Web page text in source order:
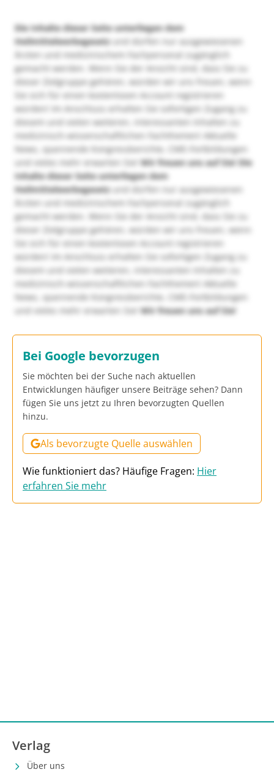
Die Inhalte dieser Seite unterliegen dem
Heilmittelwerbegesetzund dürfen nur ausgewiesenen
Ärzten und medizinischem Fachpersonal zugänglich
gemacht werden. Wenn Sie der Ansicht sind, dass Sie zu
dieser Zielgruppe gehören, würden wir uns freuen, wenn
Sie sich für einen kostenlosen Account registrieren
würden! Im Anschluss erhalten Sie sofortigen Zugang zu
diesem und vielen weiteren, interessanten Inhalten zu
medizinisch-wissenschaftlichen Fachthemen! Aktuelle
News, spannende Kongressberichte, CME-Fortbildungen
und vieles mehr erwarten Sie!Wir freuen uns auf Sie! Die
Inhalte dieser Seite unterliegen dem
Heilmittelwerbegesetzund dürfen nur ausgewiesenen
Ärzten und medizinischem Fachpersonal zugänglich
gemacht werden. Wenn Sie der Ansicht sind, dass Sie zu
dieser Zielgruppe gehören, würden wir uns freuen, wenn
Sie sich für einen kostenlosen Account registrieren
würden! Im Anschluss erhalten Sie sofortigen Zugang zu
diesem und vielen weiteren, interessanten Inhalten zu
medizinisch-wissenschaftlichen Fachthemen! Aktuelle
News, spannende Kongressberichte, CME-Fortbildungen
und vieles mehr erwarten Sie!Wir freuen uns auf Sie!
Bei Google bevorzugen
Sie möchten bei der Suche nach aktuellen
Entwicklungen häufiger unsere Beiträge sehen? Dann
fügen Sie uns jetzt zu Ihren bevorzugten Quellen
hinzu.
Als bevorzugte Quelle auswählen
Wie funktioniert das? Häufige Fragen: Hier
erfahren Sie mehr
Verlag
Über uns